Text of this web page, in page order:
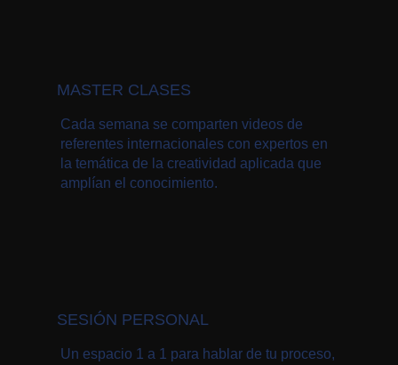
MASTER CLASES
Cada semana se comparten videos de
referentes internacionales con expertos en
la temática de la creatividad aplicada que
amplían el conocimiento.
SESIÓN PERSONAL
Un espacio 1 a 1 para hablar de tu proceso,